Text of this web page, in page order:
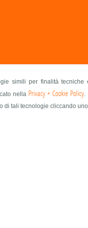
simili per finalità
nella Privacy + Cookie Policy.
di tali tecnologie cliccando